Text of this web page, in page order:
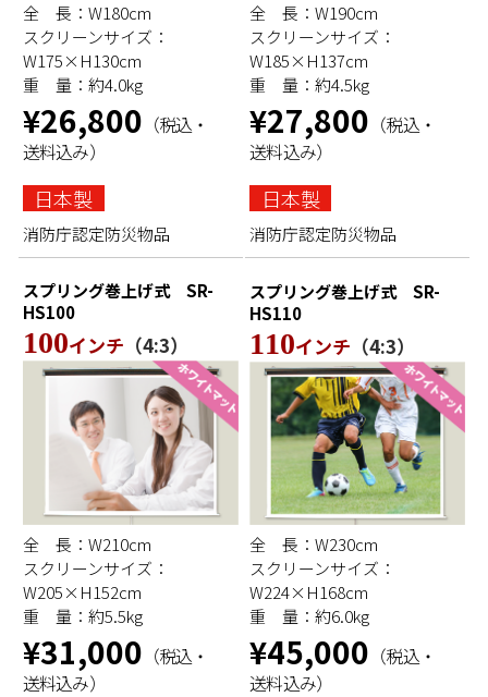
全 長：W180cm
スクリーンサイズ：
W175×H130cm
重 量：約4.0kg
¥26,800 （税込・
送料込み）
日本製
消防庁認定防災物品
全 長：W190cm
スクリーンサイズ：
W185×H137cm
重 量：約4.5kg
¥27,800 （税込・
送料込み）
日本製
消防庁認定防災物品
スプリング巻上げ式 SR-
HS100
100インチ （4:3）
全 長：W210cm
スクリーンサイズ：
W205×H152cm
重 量：約5.5kg
¥31,000 （税込・
送料込み）
スプリング巻上げ式SR-
HS110
110インチ （4:3）
全 長：W230cm
スクリーンサイズ：
W224×H168cm
重 量：約6.0kg
¥45,000 （税込・
送料込み）